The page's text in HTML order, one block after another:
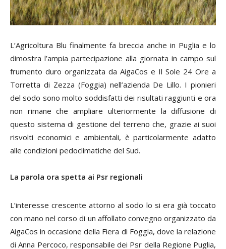
L’Agricoltura Blu finalmente fa breccia anche in Puglia e lo
dimostra l’ampia partecipazione alla giornata in campo sul
frumento duro organizzata da AigaCos e Il Sole 24 Ore a
Torretta di Zezza (Foggia) nell’azienda De Lillo. I pionieri
del sodo sono molto soddisfatti dei risultati raggiunti e ora
non rimane che ampliare ulteriormente la diffusione di
questo sistema di gestione del terreno che, grazie ai suoi
risvolti economici e ambientali, è particolarmente adatto
alle condizioni pedoclimatiche del Sud.
La parola ora spetta ai Psr regionali
L’interesse crescente attorno al sodo lo si era già toccato
con mano nel corso di un affollato convegno organizzato da
AigaCos in occasione della Fiera di Foggia, dove la relazione
di Anna Percoco, responsabile dei Psr della Regione Puglia,